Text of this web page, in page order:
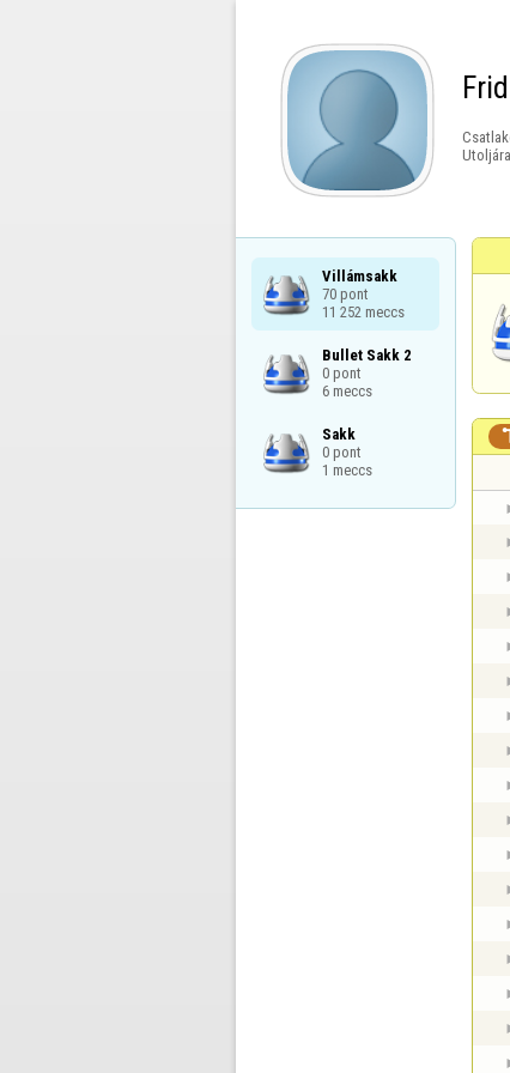
Villámsakk
70 pont
11 252 meccs
Bullet Sakk 2
0 pont
6 meccs
Sakk
0 pont
1 meccs